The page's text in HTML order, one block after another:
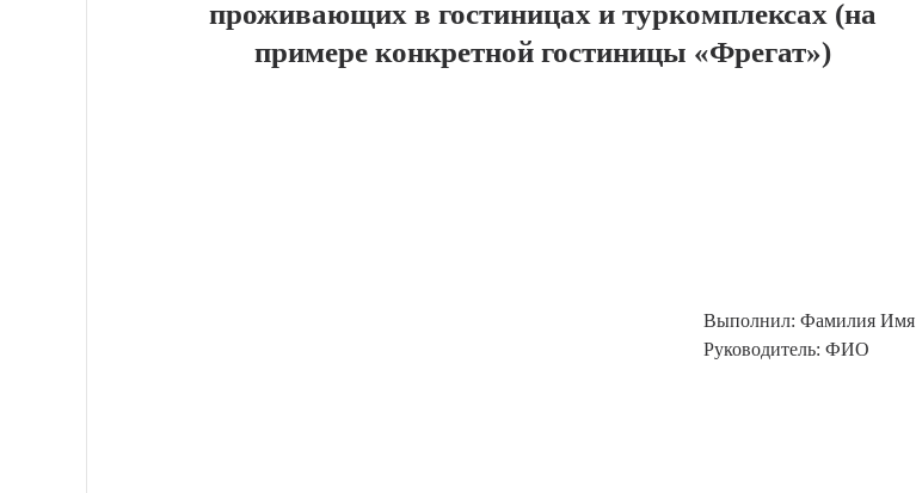
проживающих в гостиницах и туркомплексах (на
примере конкретной гостиницы «Фрегат»)
Выполнил: Фамилия Имя
Руководитель: ФИО